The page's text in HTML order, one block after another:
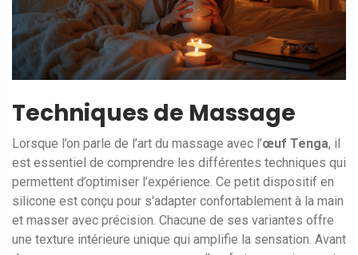
Techniques de Massage
Lorsque l’on parle de l’art du massage avec l’œuf Tenga, il
est essentiel de comprendre les différentes techniques qui
permettent d’optimiser l’expérience. Ce petit dispositif en
silicone est conçu pour s'adapter confortablement à la main
et masser avec précision. Chacune de ses variantes offre
une texture intérieure unique qui amplifie la sensation. Avant